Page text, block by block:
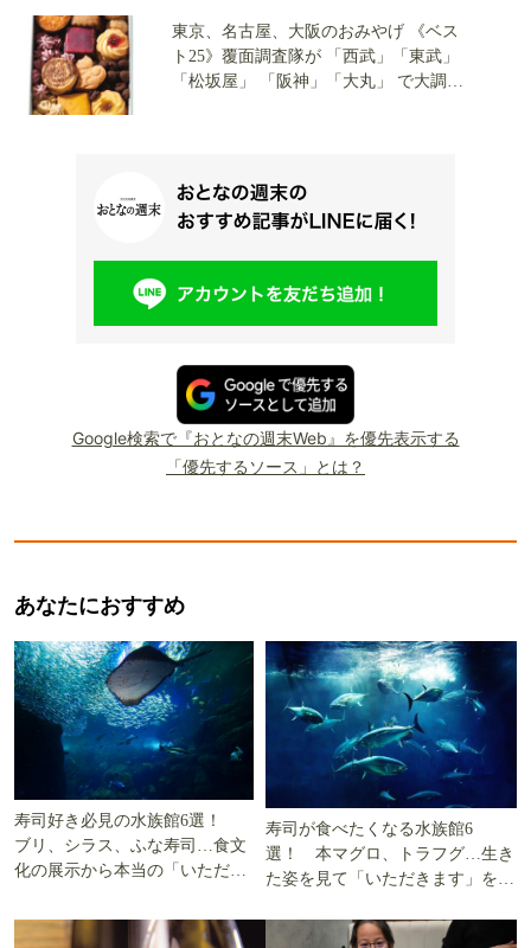
東京、名古屋、大阪のおみやげ 《ベス
ト25》覆面調査隊が 「西武」「東武」
「松坂屋」 「阪神」「大丸」 で大調
Google検索で『おとなの週末Web』を優先表示する
「優先するソース」とは？
あなたにおすすめ
寿司好き必見の水族館6選！
ブリ、シラス、ふな寿司…食文
化の展示から本当の「いただき
寿司が食べたくなる水族館6
選！ 本マグロ、トラフグ…生き
た姿を見て「いただきます」を考